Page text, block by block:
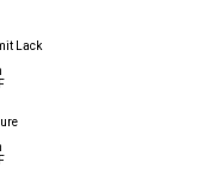
Lack